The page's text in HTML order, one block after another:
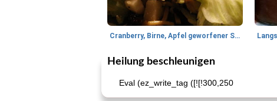
Cranberry, Birne, Apfel geworfener Salat
Heilung beschleunigen
Eval (ez_write_tag ([![!300,250